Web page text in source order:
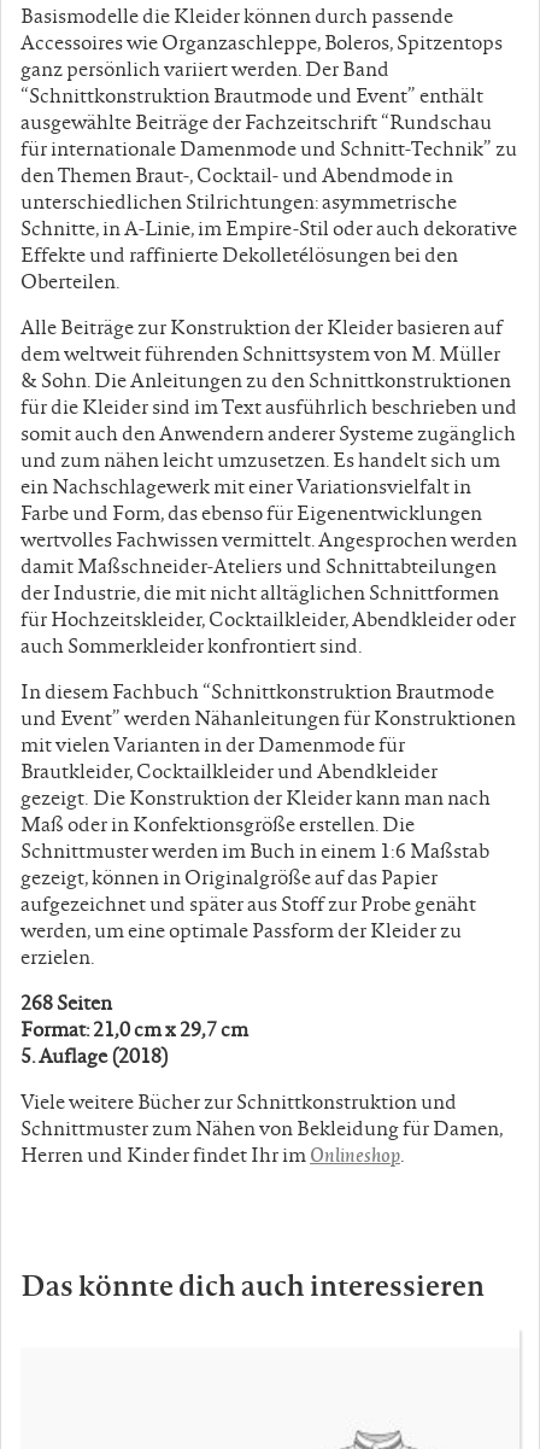
Basismodelle die Kleider können durch passende
Accessoires wie Organzaschleppe, Boleros, Spitzentops
ganz persönlich variiert werden. Der Band
“Schnittkonstruktion Brautmode und Event” enthält
ausgewählte Beiträge der Fachzeitschrift “Rundschau
für internationale Damenmode und Schnitt-Technik” zu
den Themen Braut-, Cocktail- und Abendmode in
unterschiedlichen Stilrichtungen: asymmetrische
Schnitte, in A-Linie, im Empire-Stil oder auch dekorative
Effekte und raffinierte Dekolletélösungen bei den
Oberteilen.
Alle Beiträge zur Konstruktion der Kleider basieren auf
dem weltweit führenden Schnittsystem von M. Müller
& Sohn. Die Anleitungen zu den Schnittkonstruktionen
für die Kleider sind im Text ausführlich beschrieben und
somit auch den Anwendern anderer Systeme zugänglich
und zum nähen leicht umzusetzen. Es handelt sich um
ein Nachschlagewerk mit einer Variationsvielfalt in
Farbe und Form, das ebenso für Eigenentwicklungen
wertvolles Fachwissen vermittelt. Angesprochen werden
damit Maßschneider-Ateliers und Schnittabteilungen
der Industrie, die mit nicht alltäglichen Schnittformen
für Hochzeitskleider, Cocktailkleider, Abendkleider oder
auch Sommerkleider konfrontiert sind.
In diesem Fachbuch “Schnittkonstruktion Brautmode
und Event” werden Nähanleitungen für Konstruktionen
mit vielen Varianten in der Damenmode für
Brautkleider, Cocktailkleider und Abendkleider
gezeigt. Die Konstruktion der Kleider kann man nach
Maß oder in Konfektionsgröße erstellen. Die
Schnittmuster werden im Buch in einem 1:6 Maßstab
gezeigt, können in Originalgröße auf das Papier
aufgezeichnet und später aus Stoff zur Probe genäht
werden, um eine optimale Passform der Kleider zu
erzielen.
268 Seiten
Format: 21,0 cm x 29,7 cm
5. Auflage (2018)
Viele weitere Bücher zur Schnittkonstruktion und
Schnittmuster zum Nähen von Bekleidung für Damen,
Herren und Kinder findet Ihr imOnlineshop.
Das könnte dich auch interessieren